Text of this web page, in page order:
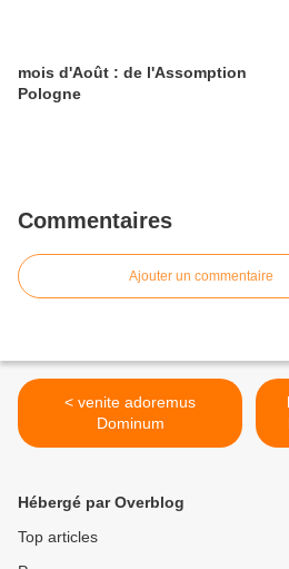
mois d'Août : de l'Assomption
Pologne
Commentaires
Ajouter un commentaire
< venite adoremus
Dominum
Hébergé par Overblog
Top articles